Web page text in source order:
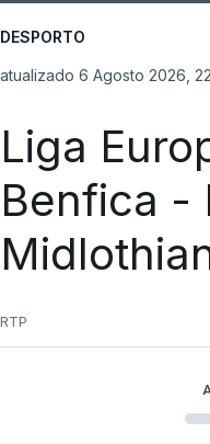
DESPORTO
atualizado 6 Agosto 2026,
Liga
Benfica -
RTP